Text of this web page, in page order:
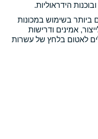
הידראוליות.
ביותר בשימוש במכונות
אמינים ודרישות
לאטום בלחץ של עשרות